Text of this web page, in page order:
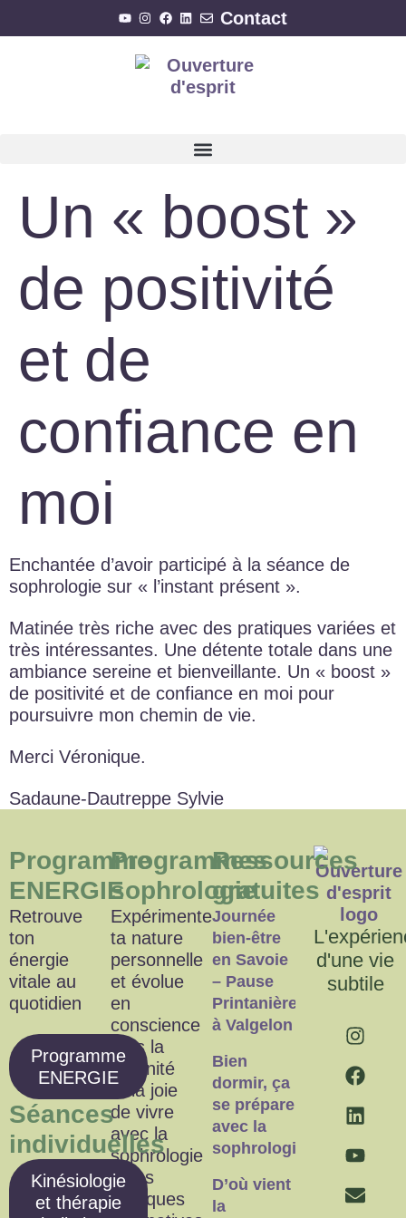
Contact
Un « boost »
de positivité
et de
confiance en
moi
Enchantée d’avoir participé à la séance de
sophrologie sur « l’instant présent ».
Matinée très riche avec des pratiques variées et
très intéressantes. Une détente totale dans une
ambiance sereine et bienveillante. Un « boost »
de positivité et de confiance en moi pour
poursuivre mon chemin de vie.
Merci Véronique.
Sadaune-Dautreppe Sylvie
d'une vie
subtile
Ressources
gratuites
Journée
bien-être
en Savoie
– Pause
Printanière
à Valgelon
Bien
dormir, ça
se prépare
avec la
sophrologie
D’où vient
la
Programmes
sophrologie
Expérimente
ta nature
personnelle
et évolue
en
conscience
vers la
sérénité
et la joie
de vivre
avec la
sophrologie
et les
pratiques
Programme
ENERGIE
Retrouve
ton
énergie
vitale au
quotidien
Programme
ENERGIE
Séances
individuelles
Kinésiologie
et thérapie